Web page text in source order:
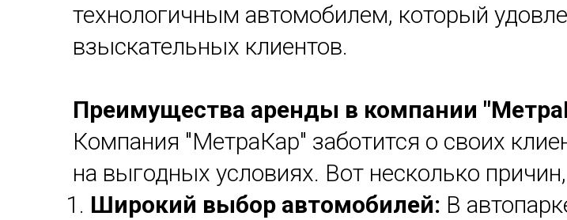
технологичным автомобилем, который
взыскательных клиентов.
Преимущества аренды в компании
Компания "МетраКар" заботится о своих
на выгодных условиях. Вот несколько
Широкий выбор автомобилей: В